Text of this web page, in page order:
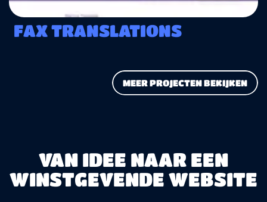
FAX TRANSLATIONS
MEER PROJECTEN BEKIJKEN
VAN IDEE NAAR EEN
WINSTGEVENDE WEBSITE